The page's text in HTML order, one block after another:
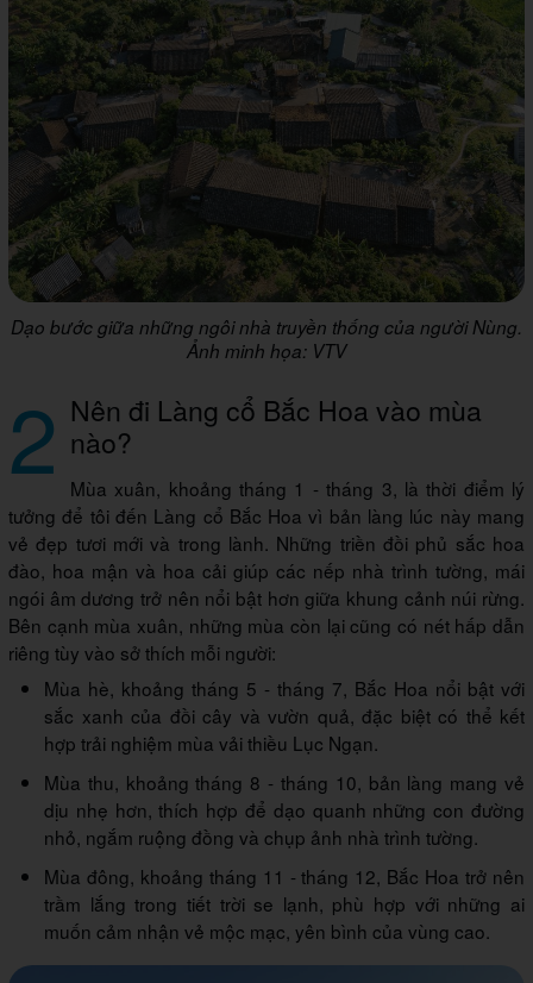
Dạo bước giữa những ngôi nhà truyền thống của người Nùng.
Ảnh minh họa: VTV
2 Nên đi Làng cổ Bắc Hoa vào mùa
nào?
Mùa xuân, khoảng tháng 1 - tháng 3, là thời điểm lý
tưởng để tôi đến Làng cổ Bắc Hoa vì bản làng lúc này mang
vẻ đẹp tươi mới và trong lành. Những triền đồi phủ sắc hoa
đào, hoa mận và hoa cải giúp các nếp nhà trình tường, mái
ngói âm dương trở nên nổi bật hơn giữa khung cảnh núi rừng.
Bên cạnh mùa xuân, những mùa còn lại cũng có nét hấp dẫn
riêng tùy vào sở thích mỗi người:
Mùa hè, khoảng tháng 5 - tháng 7, Bắc Hoa nổi bật với
sắc xanh của đồi cây và vườn quả, đặc biệt có thể kết
hợp trải nghiệm mùa vải thiều Lục Ngạn.
Mùa thu, khoảng tháng 8 - tháng 10, bản làng mang vẻ
dịu nhẹ hơn, thích hợp để dạo quanh những con đường
nhỏ, ngắm ruộng đồng và chụp ảnh nhà trình tường.
Mùa đông, khoảng tháng 11 - tháng 12, Bắc Hoa trở nên
trầm lắng trong tiết trời se lạnh, phù hợp với những ai
muốn cảm nhận vẻ mộc mạc, yên bình của vùng cao.